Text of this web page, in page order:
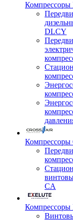
DLCY
Компрессоры
CA